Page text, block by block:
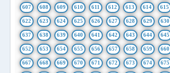
607 608 609 610 611 612 613 614 615
622 623 624 625 626 627 628 629 630
637 638 639 640 641 642 643 644 645
652 653 654 655 656 657 658 659 660
667 668 669 670 671 672 673 674 675